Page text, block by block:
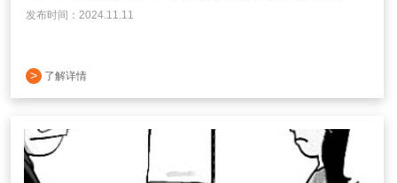
发布时间：2024.11.11
> 了解详情